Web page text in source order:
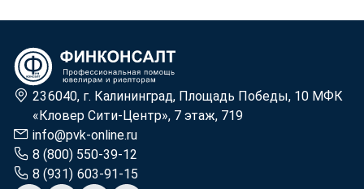
236040, г. Калининград, Площадь Победы, 10 МФК
«Кловер Сити-Центр», 7 этаж, 719
info@pvk-online.ru
8 (800) 550-39-12
8 (931) 603-91-15